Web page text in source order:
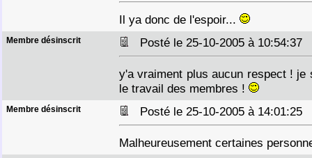
Il ya donc de l'espoir...
Membre désinscrit Posté le 25-10-2005 à 10:54:37
y'a vraiment plus aucun respect !
le travail des membres !
Membre désinscrit Posté le 25-10-2005 à 14:01:25
Malheureusement certaines